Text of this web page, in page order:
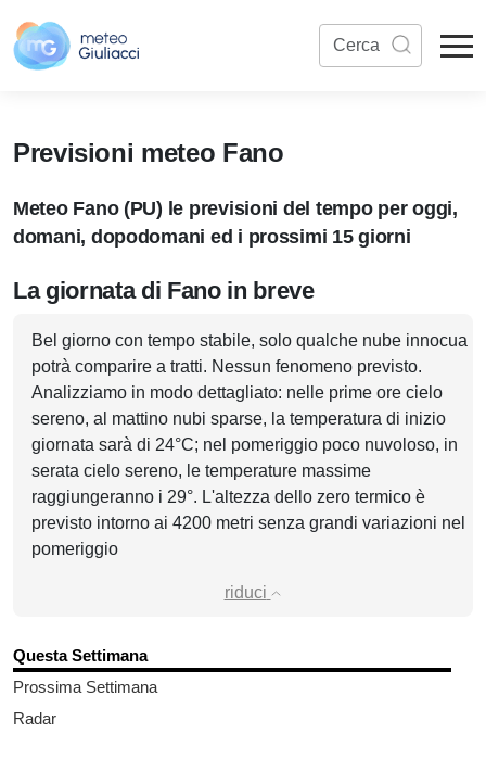
Previsioni meteo Fano
Meteo Fano (PU) le previsioni del tempo per oggi,
domani, dopodomani ed i prossimi 15 giorni
La giornata di Fano in breve
Bel giorno con tempo stabile, solo qualche nube innocua
potrà comparire a tratti. Nessun fenomeno previsto.
Analizziamo in modo dettagliato: nelle prime ore cielo
sereno, al mattino nubi sparse, la temperatura di inizio
giornata sarà di 24°C; nel pomeriggio poco nuvoloso, in
serata cielo sereno, le temperature massime
raggiungeranno i 29°. L'altezza dello zero termico è
previsto intorno ai 4200 metri senza grandi variazioni nel
pomeriggio
riduci
Questa Settimana
Prossima Settimana
Radar